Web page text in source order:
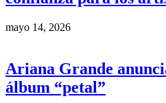
mayo 14, 2026
Ariana Grande
álbum “petal”